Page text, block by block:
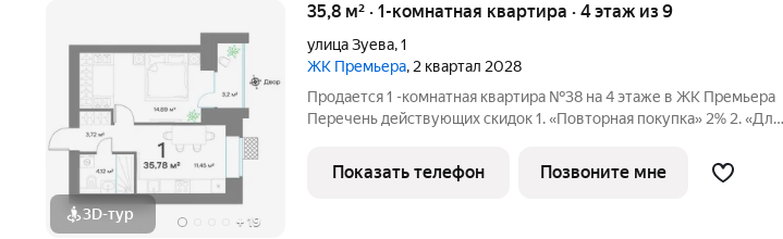
3D-тур + 19
35,8 м² · 1-комнатная квартира · 4 этаж из 9
улица Зуева,1
ЖК Премьера, 2 квартал 2028
Продается 1 -комнатная квартира №38 на 4 этаже в ЖК Премьера
Перечень действующих скидок 1. «Повторная покупка» 2% 2. «Для
большая скидка» от 1% до 3% По каждому виду скидок требуются
Показать телефон Позвоните мне